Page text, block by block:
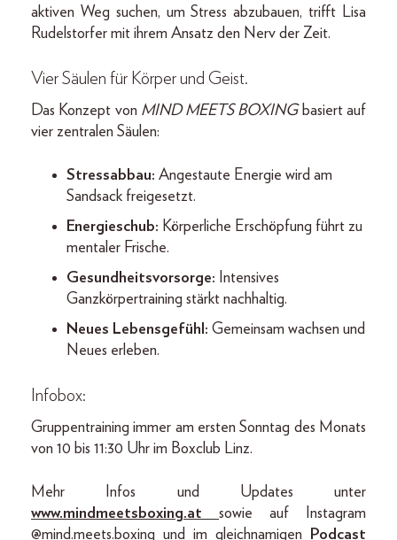
aktiven Weg suchen, um Stress abzubauen, trifft Lisa
Rudelstorfer mit ihrem Ansatz den Nerv der Zeit.
Vier Säulen für Körper und Geist.
Das Konzept von MIND MEETS BOXINGbasiert auf
vier zentralen Säulen:
Stressabbau: Angestaute Energie wird am
Sandsack freigesetzt.
Energieschub: Körperliche Erschöpfung führt zu
mentaler Frische.
Gesundheitsvorsorge: Intensives
Ganzkörpertraining stärkt nachhaltig.
Neues Lebensgefühl: Gemeinsam wachsen und
Neues erleben.
Infobox:
Gruppentraining immer am ersten Sonntag des Monats
von 10 bis 11:30 Uhr im Boxclub Linz.
Mehr Infos und Updates unter
www.mindmeetsboxing.at sowie auf Instagram
@mind.meets.boxing und im gleichnamigen
Podcast